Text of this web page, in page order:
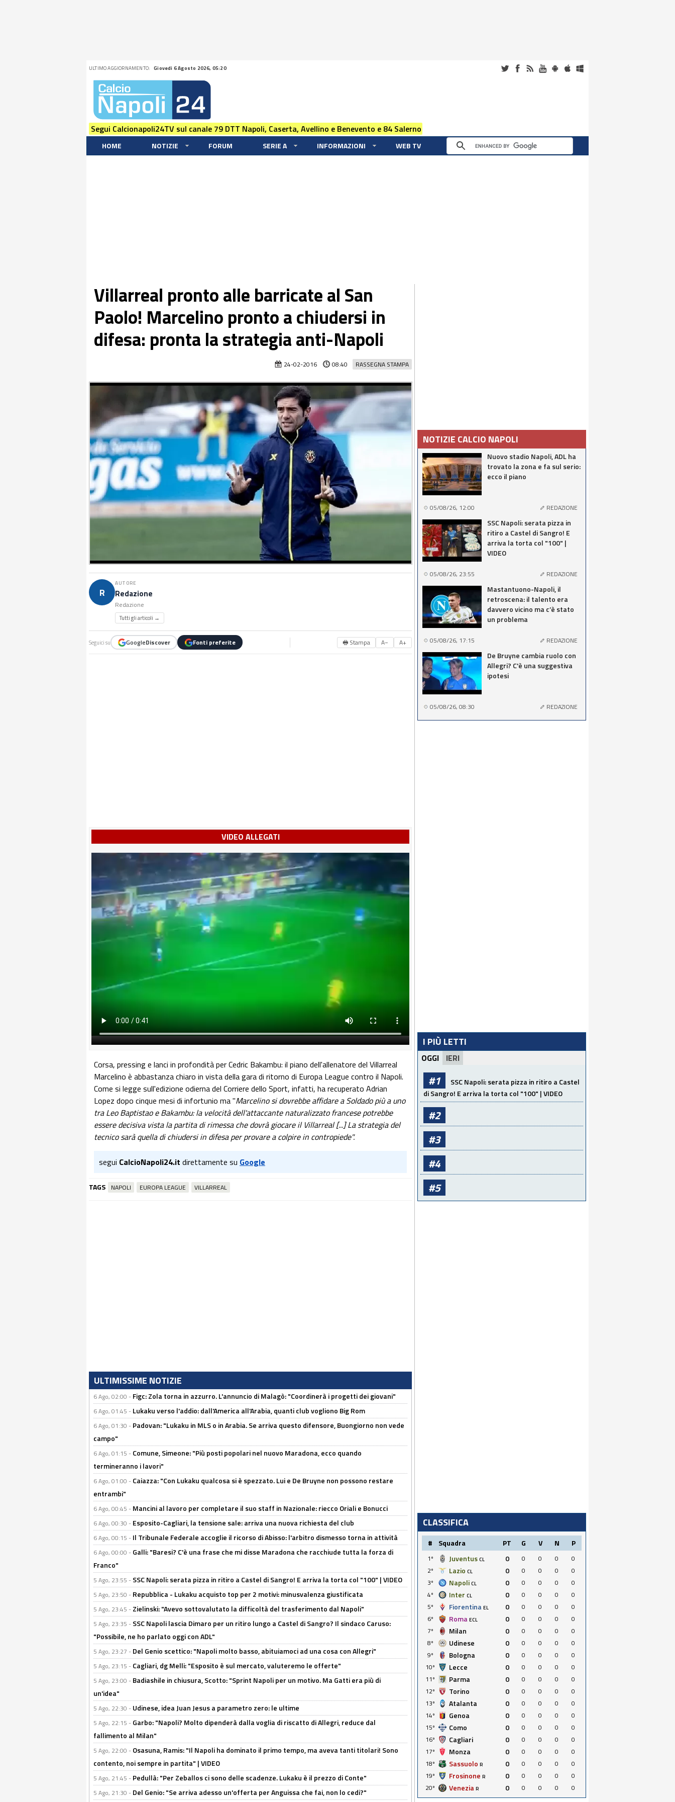
ULTIMO AGGIORNAMENTO: Giovedi 6 Agosto 2026, 05:20
Segui Calcionapoli24TV sul canale 79 DTT Napoli, Caserta, Avellino e Benevento e 84 Salerno
HOME NOTIZIE FORUM SERIE A INFORMAZIONI WEB TV
Villarreal pronto alle barricate al San
Paolo! Marcelino pronto a chiudersi in
difesa: pronta la strategia anti-Napoli
RASSEGNA STAMPA
24-02-2016 08:40
R
AUTORE
Redazione
Redazione
Tutti gli articoli →
Seguici su GoogleDiscover Fonti preferite 🖶 Stampa A− A+
VIDEO ALLEGATI
Corsa, pressing e lanci in profondità per Cedric Bakambu: il piano dell'allenatore del Villarreal
Marcelino è abbastanza chiaro in vista della gara di ritorno di Europa League contro il Napoli.
Come si legge sull'edizione odierna del Corriere dello Sport, infatti, ha recuperato Adrian
Lopez dopo cinque mesi di infortunio ma "Marcelino si dovrebbe affidare a Soldado più a uno
tra Leo Baptistao e Bakambu: la velocità dell'attaccante naturalizzato francese potrebbe
essere decisiva vista la partita di rimessa che dovrà giocare il Villarreal [...] La strategia del
tecnico sarà quella di chiudersi in difesa per provare a colpire in contropiede".
segui CalcioNapoli24.it direttamente su Google
TAGS NAPOLI EUROPA LEAGUE VILLARREAL
ULTIMISSIME NOTIZIE
6 Ago, 02:00 - Figc: Zola torna in azzurro. L'annuncio di Malagò: "Coordinerà i progetti dei giovani"
6 Ago, 01:45 - Lukaku verso l'addio: dall'America all'Arabia, quanti club vogliono Big Rom
6 Ago, 01:30 - Padovan: "Lukaku in MLS o in Arabia. Se arriva questo difensore, Buongiorno non vede
campo"
6 Ago, 01:15 - Comune, Simeone: "Più posti popolari nel nuovo Maradona, ecco quando
termineranno i lavori"
6 Ago, 01:00 - Caiazza: "Con Lukaku qualcosa si è spezzato. Lui e De Bruyne non possono restare
entrambi"
6 Ago, 00:45 - Mancini al lavoro per completare il suo staff in Nazionale: riecco Oriali e Bonucci
6 Ago, 00:30 - Esposito-Cagliari, la tensione sale: arriva una nuova richiesta del club
6 Ago, 00:15 - Il Tribunale Federale accoglie il ricorso di Abisso: l'arbitro dismesso torna in attività
6 Ago, 00:00 - Galli: "Baresi? C'è una frase che mi disse Maradona che racchiude tutta la forza di
Franco"
5 Ago, 23:55 - SSC Napoli: serata pizza in ritiro a Castel di Sangro! E arriva la torta col "100" | VIDEO
5 Ago, 23:50 - Repubblica - Lukaku acquisto top per 2 motivi: minusvalenza giustificata
5 Ago, 23:45 - Zielinski: "Avevo sottovalutato la difficoltà del trasferimento dal Napoli"
5 Ago, 23:35 - SSC Napoli lascia Dimaro per un ritiro lungo a Castel di Sangro? Il sindaco Caruso:
"Possibile, ne ho parlato oggi con ADL"
5 Ago, 23:27 - Del Genio scettico: "Napoli molto basso, abituiamoci ad una cosa con Allegri"
5 Ago, 23:15 - Cagliari, dg Melli: "Esposito è sul mercato, valuteremo le offerte"
5 Ago, 23:00 - Badiashile in chiusura, Scotto: "Sprint Napoli per un motivo. Ma Gatti era più di
un'idea"
5 Ago, 22:30 - Udinese, idea Juan Jesus a parametro zero: le ultime
5 Ago, 22:15 - Garbo: "Napoli? Molto dipenderà dalla voglia di riscatto di Allegri, reduce dal
fallimento al Milan"
5 Ago, 22:00 - Osasuna, Ramis: "Il Napoli ha dominato il primo tempo, ma aveva tanti titolari! Sono
contento, noi sempre in partita" | VIDEO
5 Ago, 21:45 - Pedullà: "Per Zeballos ci sono delle scadenze. Lukaku è il prezzo di Conte"
5 Ago, 21:30 - Del Genio: "Se arriva adesso un'offerta per Anguissa che fai, non lo cedi?"
NOTIZIE CALCIO NAPOLI
Nuovo stadio Napoli, ADL ha
trovato la zona e fa sul serio:
ecco il piano
05/08/26, 12:00 REDAZIONE
SSC Napoli: serata pizza in
ritiro a Castel di Sangro! E
arriva la torta col "100" |
VIDEO
05/08/26, 23:55 REDAZIONE
Mastantuono-Napoli, il
retroscena: il talento era
davvero vicino ma c’è stato
un problema
05/08/26, 17:15 REDAZIONE
De Bruyne cambia ruolo con
Allegri? C'è una suggestiva
ipotesi
05/08/26, 08:30 REDAZIONE
I PIÙ LETTI
OGGI IERI
#1
SSC Napoli: serata pizza in ritiro a Castel
di Sangro! E arriva la torta col "100" | VIDEO
#2
#3
#4
#5
CLASSIFICA
# Squadra PT G V N P
1º Juventus CL 0 0 0 0
0
2º
Lazio CL 0 0 0 0
0
3º
Napoli CL 0 0 0 0
0
4º
Inter CL 0 0 0 0
0
5º
Fiorentina EL 0 0 0 0
0
6º
Roma ECL 0 0 0 0
0
7º
Milan 0 0 0 0
0
8º
Udinese 0 0 0 0
0
9º
Bologna 0 0 0 0
0
10º
Lecce 0 0 0 0
0
11º
Parma 0 0 0 0
0
12º
Torino 0 0 0 0
0
13º
Atalanta 0 0 0 0
0
14º
Genoa 0 0 0 0
0
15º
Como 0 0 0 0
0
16º
Cagliari 0 0 0 0
0
17º
Monza 0 0 0 0
0
18º
Sassuolo R 0 0 0 0
0
19º
Frosinone R 0 0 0 0
0
20º
Venezia R 0 0 0 0 0